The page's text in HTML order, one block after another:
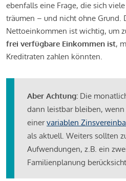
ebenfalls eine Frage, die sich
träumen – und nicht ohne Grund.
Nettoeinkommen ist wichtig, um
frei verfügbare Einkommen ist,
Kreditraten zahlen könnten.
Aber Achtung: Die
dann leistbar bleiben,
einervariablen
als aktuell. Weiters sollten
Aufwendungen, z.B. ein
Familienplanung